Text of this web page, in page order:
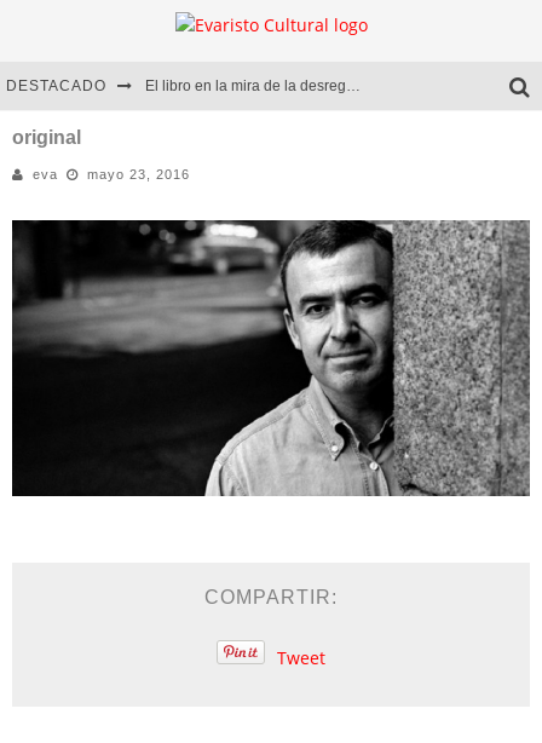
DESTACADO El libro en la mira de la desregulación
Diego Meret | Hotel Acapulco
Alejandra Correa | La nieve
original
eva mayo 23, 2016
COMPARTIR:
Tweet